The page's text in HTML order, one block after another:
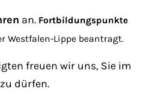
an. Fortbildungspunkte
Westfalen-Lippe beantragt.
freuen wir uns, Sie im
dürfen.